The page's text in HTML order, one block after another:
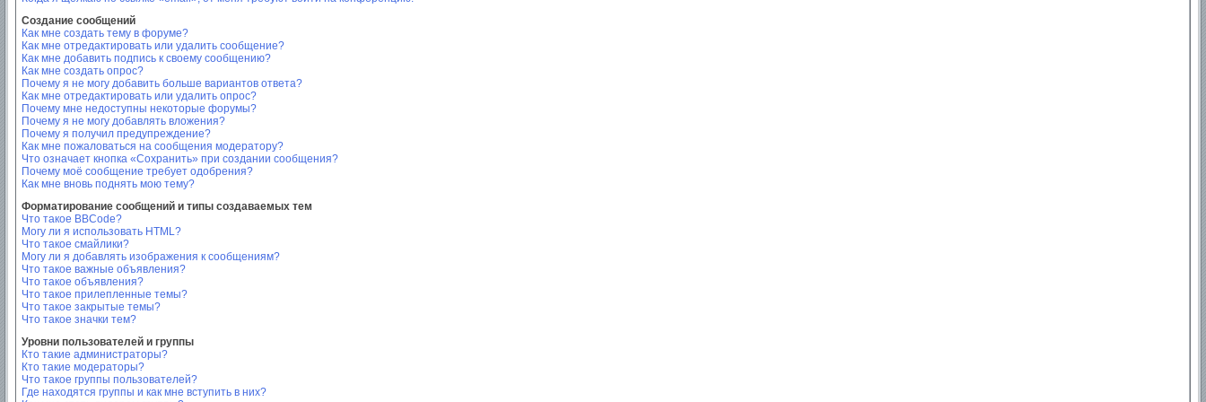
Создание сообщений
Как мне создать тему в форуме?
Как мне отредактировать или удалить сообщение?
Как мне добавить подпись к своему сообщению?
Как мне создать опрос?
Почему я не могу добавить больше вариантов ответа?
Как мне отредактировать или удалить опрос?
Почему мне недоступны некоторые форумы?
Почему я не могу добавлять вложения?
Почему я получил предупреждение?
Как мне пожаловаться на сообщения модератору?
Что означает кнопка «Сохранить» при создании сообщения?
Почему моё сообщение требует одобрения?
Как мне вновь поднять мою тему?
Форматирование сообщений и типы создаваемых тем
Что такое BBCode?
Могу ли я использовать HTML?
Что такое смайлики?
Могу ли я добавлять изображения к сообщениям?
Что такое важные объявления?
Что такое объявления?
Что такое прилепленные темы?
Что такое закрытые темы?
Что такое значки тем?
Уровни пользователей и группы
Кто такие администраторы?
Кто такие модераторы?
Что такое группы пользователей?
Где находятся группы и как мне вступить в них?